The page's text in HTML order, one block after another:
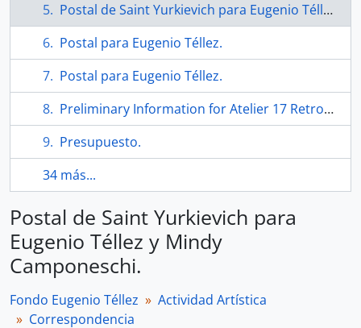
Postal de Saint Yurkievich para Eugenio Téllez y Mindy Camponeschi.
Postal para Eugenio Téllez.
Postal para Eugenio Téllez.
Preliminary Information for Atelier 17 Retrospective.
Presupuesto.
34 más...
Postal de Saint Yurkievich para
Eugenio Téllez y Mindy
Camponeschi.
Fondo Eugenio Téllez
Actividad Artística
Correspondencia